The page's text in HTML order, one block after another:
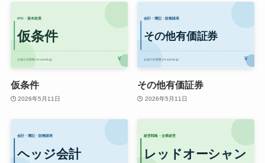
仮条件
2026年5月11日
その他有価証券
2026年5月11日